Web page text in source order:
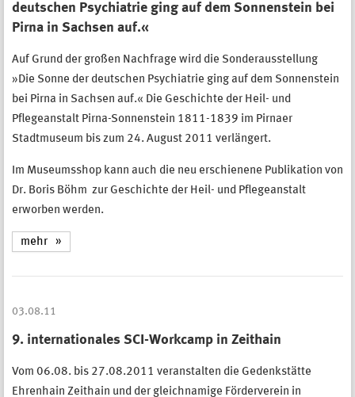
deutschen Psychiatrie ging auf dem Sonnenstein bei
Pirna in Sachsen auf.«
Auf Grund der großen Nachfrage wird die Sonderausstellung
»Die Sonne der deutschen Psychiatrie ging auf dem Sonnenstein
bei Pirna in Sachsen auf.« Die Geschichte der Heil- und
Pflegeanstalt Pirna-Sonnenstein 1811-1839 im Pirnaer
Stadtmuseum bis zum 24. August 2011 verlängert.
Im Museumsshop kann auch die neu erschienene Publikation von
Dr. Boris Böhm zur Geschichte der Heil- und Pflegeanstalt
erworben werden.
mehr
03.08.11
9. internationales SCI-Workcamp in Zeithain
Vom 06.08. bis 27.08.2011 veranstalten die Gedenkstätte
Ehrenhain Zeithain und der gleichnamige Förderverein in